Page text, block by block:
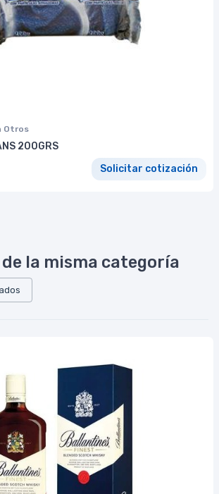
Otros
200GRS
Solicitar cotización
la misma categoría